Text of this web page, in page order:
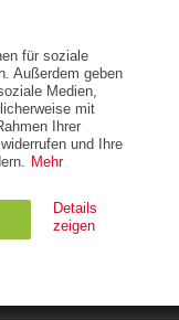
ZUM THEMA
für soziale
Außerdem geben
Medien,
mit
Ihrer
und Ihre
Mehr
Details
zeigen